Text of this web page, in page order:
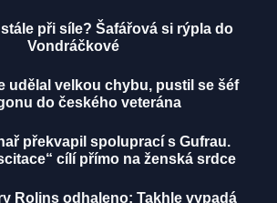
při síle? Šafářová si rýpla do
Vondráčkové
udělal velkou chybu, pustil se šéf
do českého veterána
překvapil spoluprací s Gufrau.
cílí přímo na ženská srdce
Rolins odhaleno: Takhle vypadá